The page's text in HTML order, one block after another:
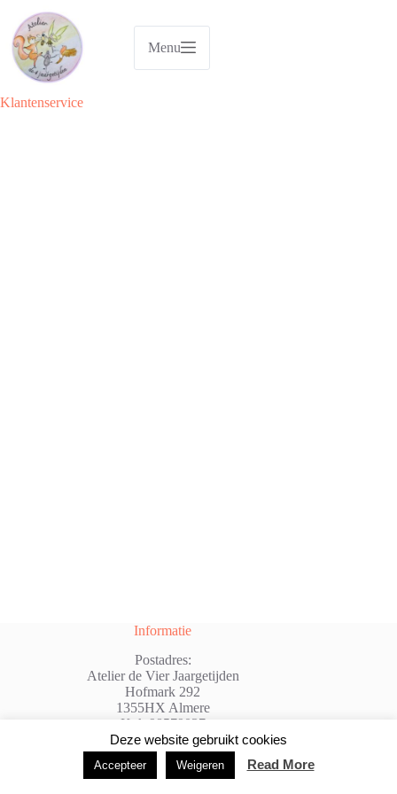
naar
inhoud
Menu
Klantenservice
Informatie
Postadres:
Atelier de Vier Jaargetijden
Hofmark 292
1355HX Almere
Kvk:98579037
@: info@atelierdevierjaargetijden.nl
Copyright © 2026 - WordPress thema doorCreative
Deze website gebruikt cookies
Accepteer Weigeren Read More